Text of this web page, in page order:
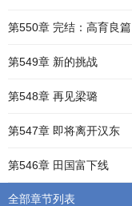
第550章 完结：高育良篇
第549章 新的挑战
第548章 再见梁璐
第547章 即将离开汉东
第546章 田国富下线
全部章节列表